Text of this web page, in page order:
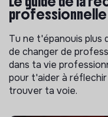
professionnelle
Tu ne t'épanouis plus
de changer de
dans ta vie
pour t'aider à
trouver ta voie.